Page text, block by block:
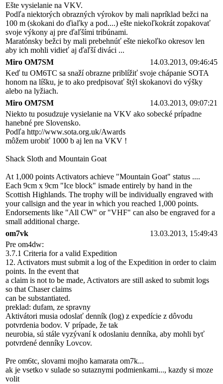
Ešte vysielanie na VKV.
Podľa niektorých obrazných výrokov by mali napríklad bežci na
100 m (skokani do ďiaľky a pod....) ešte niekoľkokrát zopakovať
svoje výkony aj pre ďaľšími tribúnami.
Maratónsky bežci by mali prebehnúť ešte niekoľko okresov len
aby ich mohli vidieť aj ďaľší diváci ...
Miro OM7SM
14.03.2013, 09:46:45
Keď tu OM6TC sa snaží obrazne priblížiť svoje chápanie SOTA
honom na líšku, je to ako predpisovať štýl skokanovi do výšky
alebo na lyžiach.
Miro OM7SM
14.03.2013, 09:07:21
Niekto tu posudzuje vysielanie na VKV ako sobecké prípadne
hanebné pre Slovensko.
Podľa http://www.sota.org.uk/Awards
môžem urobiť 1000 b aj len na VKV !
Shack Sloth and Mountain Goat
At 1,000 points Activators achieve "Mountain Goat" status ....
Each 9cm x 9cm "Ice block" ismade entirely by hand in the
Scottish Highlands. The trophy will be individually engraved with
your callsign and the year in which you reached 1,000 points.
Endorsements like "All CW" or "VHF" can also be engraved for a
small additional charge.
om7vk
13.03.2013, 15:49:43
Pre om4dw:
3.7.1 Criteria for a valid Expedition
12. Activators must submit a log of the Expedition in order to claim
points. In the event that
a claim is not to be made, Activators are still asked to submit logs
so that Chaser claims
can be substantiated.
preklad: dufam, ze spravny
Aktivátori musia odoslať denník (log) z expedície z dôvodu
potvrdenia bodov. V prípade, že tak
neurobia, sú stále vyzývaní k odoslaniu denníka, aby mohli byť
potvrdené denníky Lovcov.
Pre om6tc, slovami mojho kamarata om7k...
ak je vsetko v sulade so sutaznymi podmienkami..., kazdy si moze
volit